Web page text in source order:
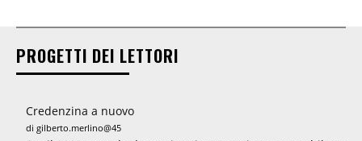
PROGETTI DEI LETTORI
Credenzina a nuovo
di gilberto.merlino@45